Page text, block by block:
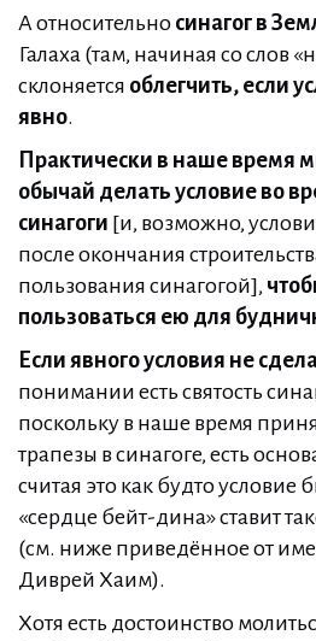
А относительно синагог в
Галаха (там, начиная со слов
склоняется облегчить, если
явно.
Практически в наше время
обычай делать условие во
синагоги [и, возможно,
после окончания
пользования синагогой],
пользоваться ею для
Если явного условия не
понимании есть святость
поскольку в наше время
трапезы в синагоге, есть
считая это как будто условие
«сердце бейт-дина» ставит
(см. ниже приведённое от
Диврей Хаим).
Хотя есть достоинство